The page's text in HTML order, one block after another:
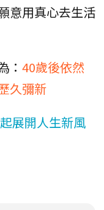
意用真心去生活
： 40歲後依然
久彌新
展開人生新風